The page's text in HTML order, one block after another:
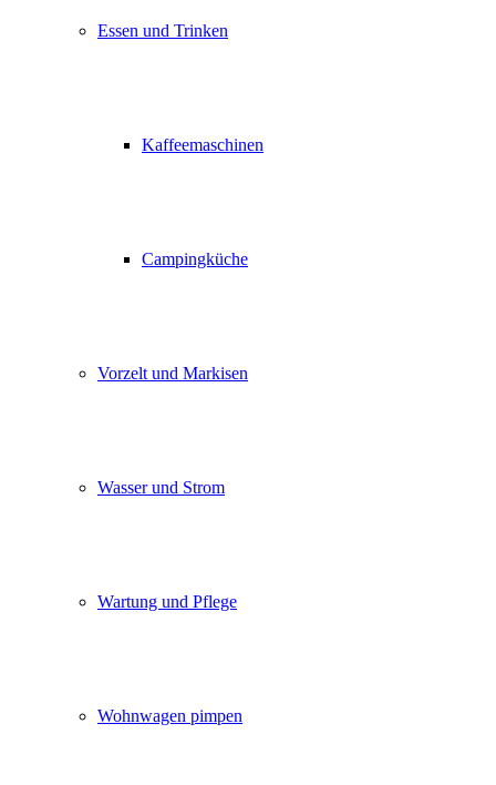
Essen und Trinken
Kaffeemaschinen
Campingküche
Vorzelt und Markisen
Wasser und Strom
Wartung und Pflege
Wohnwagen pimpen